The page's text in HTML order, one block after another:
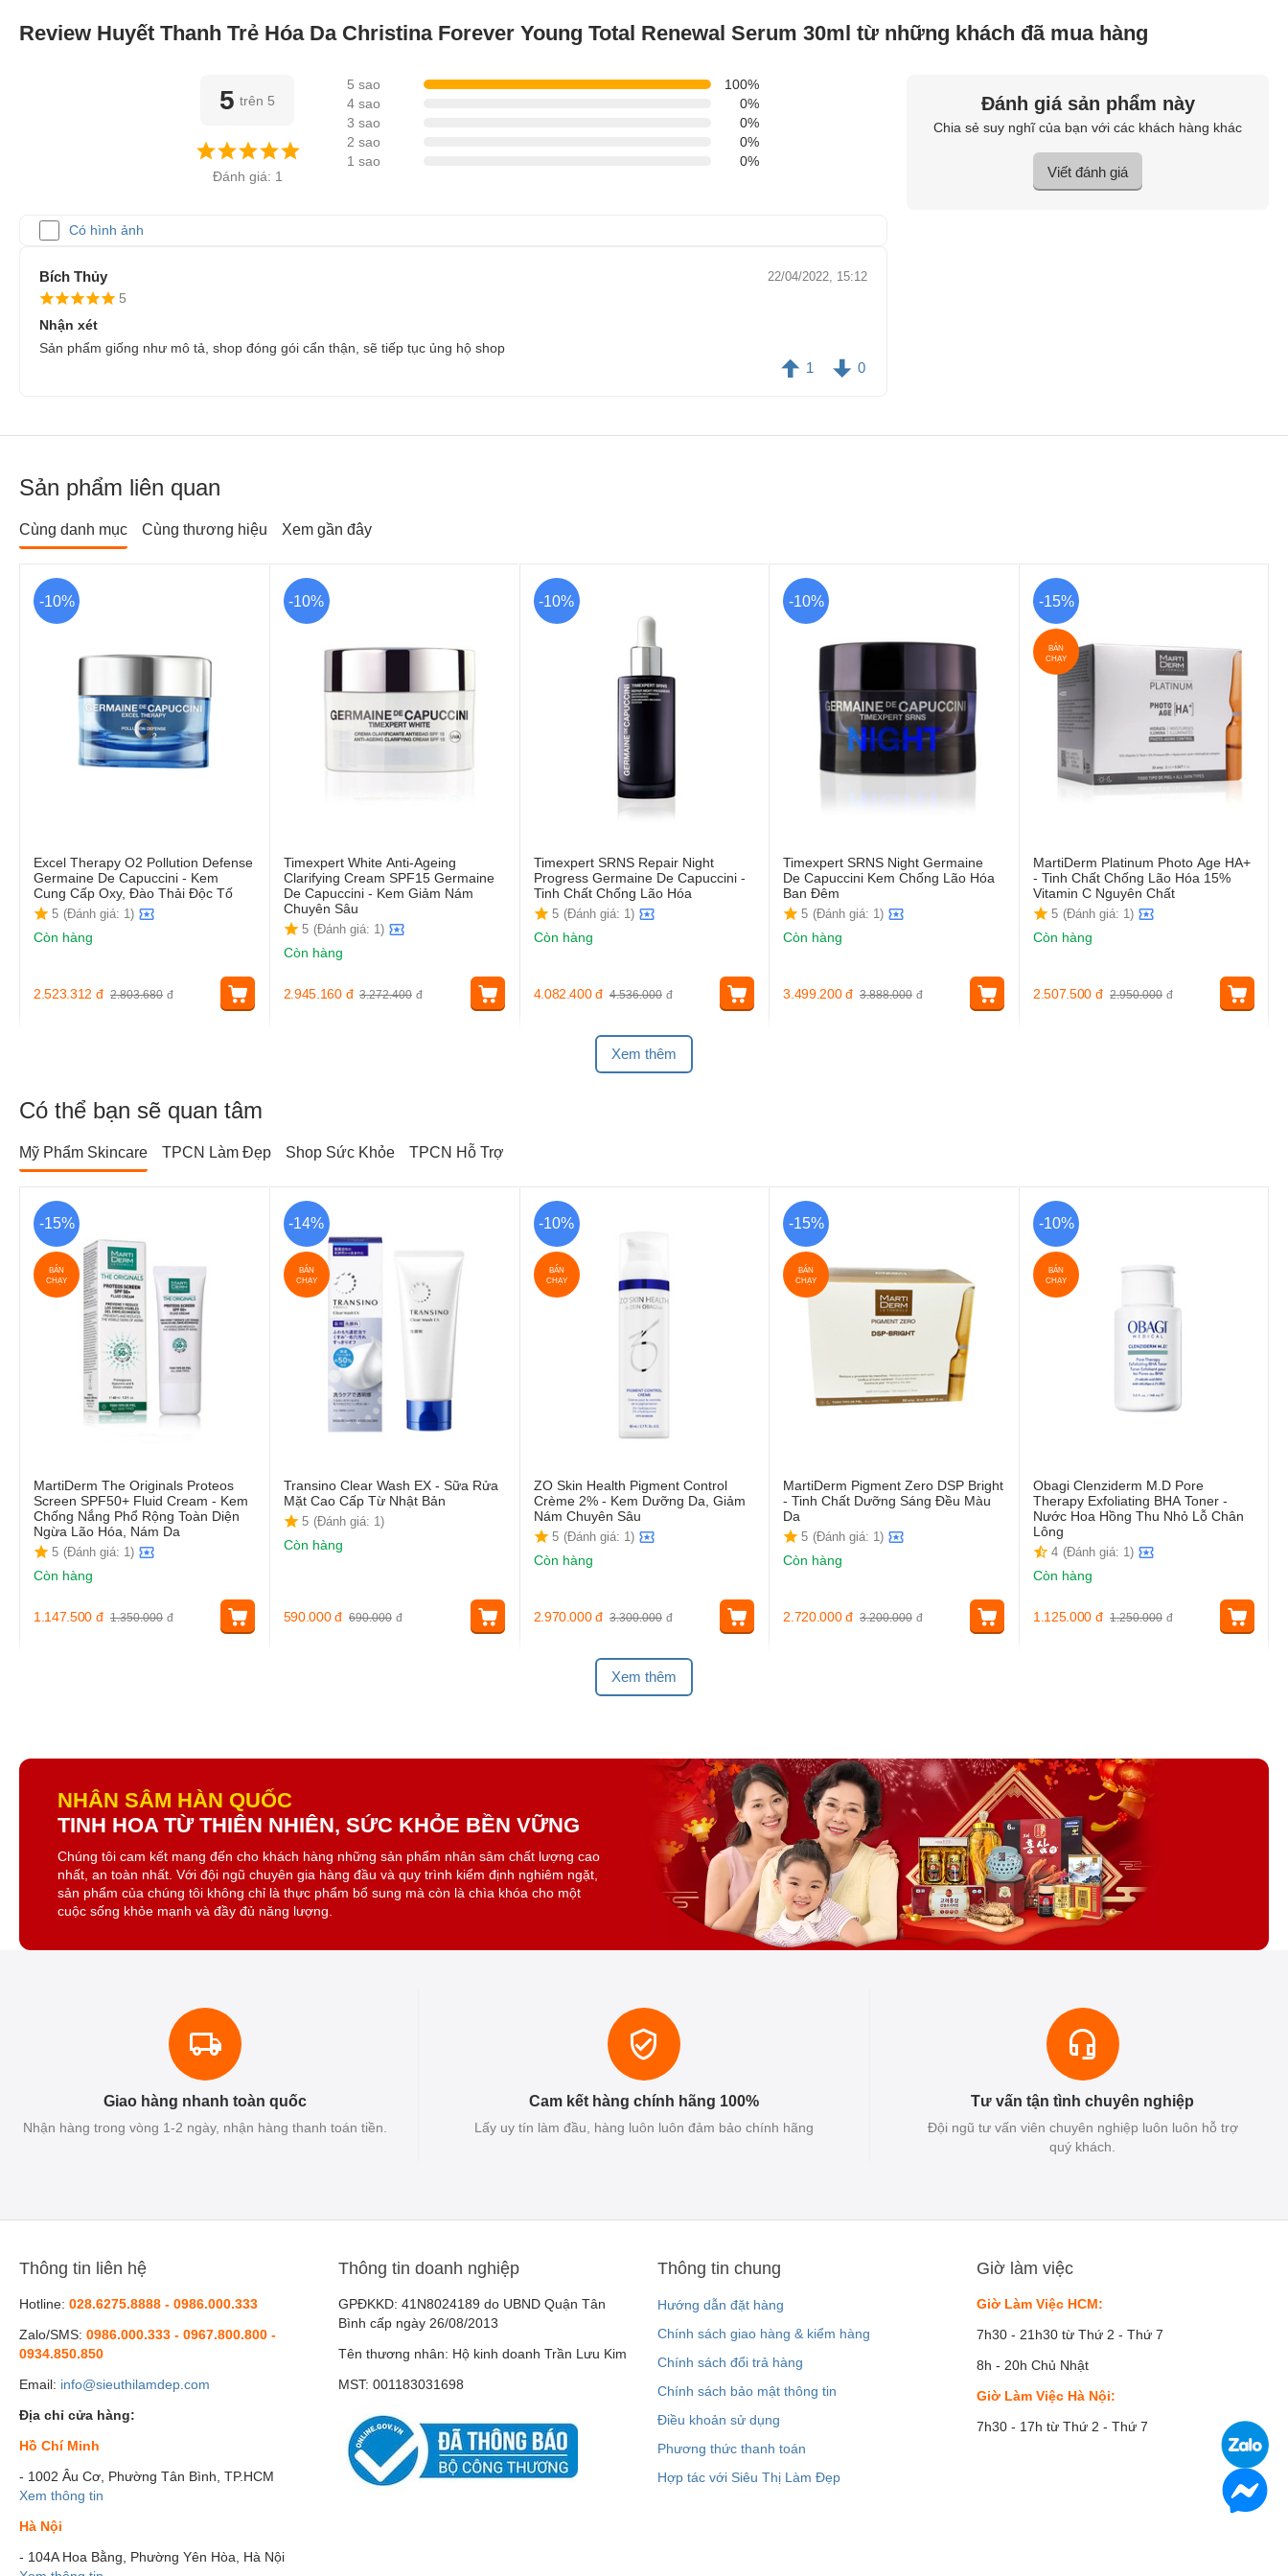
Review Huyết Thanh Trẻ Hóa Da Christina Forever Young Total Renewal Serum 30ml từ những khách đã mua hàng
5 trên 5
Đánh giá: 1
5 sao
100%
4 sao
0%
3 sao
0%
2 sao
0%
1 sao
0%
Có hình ảnh
Bích Thủy 22/04/2022, 15:12
5
Nhận xét
Sản phẩm giống như mô tả, shop đóng gói cẩn thận, sẽ tiếp tục ủng hộ shop
1 0
Đánh giá sản phẩm này
Chia sẻ suy nghĩ của bạn với các khách hàng khác
Viết đánh giá
Sản phẩm liên quan
Cùng danh mục Cùng thương hiệu Xem gần đây
-10%
Excel Therapy O2 Pollution Defense
Germaine De Capuccini - Kem
Cung Cấp Oxy, Đào Thải Độc Tố
5 (Đánh giá: 1)
Còn hàng
2.803.680 đ
2.523.312 đ
-10%
Timexpert White Anti-Ageing
Clarifying Cream SPF15 Germaine
De Capuccini - Kem Giảm Nám
Chuyên Sâu
5 (Đánh giá: 1)
Còn hàng
3.272.400 đ
2.945.160 đ
-10%
Timexpert SRNS Repair Night
Progress Germaine De Capuccini -
Tinh Chất Chống Lão Hóa
5 (Đánh giá: 1)
Còn hàng
4.536.000 đ
4.082.400 đ
-10%
Timexpert SRNS Night Germaine
De Capuccini Kem Chống Lão Hóa
Ban Đêm
5 (Đánh giá: 1)
Còn hàng
3.888.000 đ
3.499.200 đ
-15%
BÁN
CHẠY
MartiDerm Platinum Photo Age HA+
- Tinh Chất Chống Lão Hóa 15%
Vitamin C Nguyên Chất
5 (Đánh giá: 1)
Còn hàng
2.950.000 đ
2.507.500 đ
Xem thêm
Có thể bạn sẽ quan tâm
Mỹ Phẩm Skincare TPCN Làm Đẹp Shop Sức Khỏe TPCN Hỗ Trợ
-15%
BÁN
CHẠY
MartiDerm The Originals Proteos
Screen SPF50+ Fluid Cream - Kem
Chống Nắng Phổ Rộng Toàn Diện
Ngừa Lão Hóa, Nám Da
5 (Đánh giá: 1)
Còn hàng
1.350.000 đ
1.147.500 đ
-14%
BÁN
CHẠY
Transino Clear Wash EX - Sữa Rửa
Mặt Cao Cấp Từ Nhật Bản
5 (Đánh giá: 1)
Còn hàng
690.000 đ
590.000 đ
-10%
BÁN
CHẠY
ZO Skin Health Pigment Control
Crème 2% - Kem Dưỡng Da, Giảm
Nám Chuyên Sâu
5 (Đánh giá: 1)
Còn hàng
3.300.000 đ
2.970.000 đ
-15%
BÁN
CHẠY
MartiDerm Pigment Zero DSP Bright
- Tinh Chất Dưỡng Sáng Đều Màu
Da
5 (Đánh giá: 1)
Còn hàng
3.200.000 đ
2.720.000 đ
-10%
BÁN
CHẠY
Obagi Clenziderm M.D Pore
Therapy Exfoliating BHA Toner -
Nước Hoa Hồng Thu Nhỏ Lỗ Chân
Lông
4 (Đánh giá: 1)
Còn hàng
1.250.000 đ
1.125.000 đ
Xem thêm
NHÂN SÂM HÀN QUỐC
TINH HOA TỪ THIÊN NHIÊN, SỨC KHỎE BỀN VỮNG
Chúng tôi cam kết mang đến cho khách hàng những sản phẩm nhân sâm chất lượng cao
nhất, an toàn nhất. Với đội ngũ chuyên gia hàng đầu và quy trình kiểm định nghiêm ngặt,
sản phẩm của chúng tôi không chỉ là thực phẩm bổ sung mà còn là chìa khóa cho một
cuộc sống khỏe mạnh và đầy đủ năng lượng.
Giao hàng nhanh toàn quốc
Nhận hàng trong vòng 1-2 ngày, nhận hàng thanh toán tiền.
Cam kết hàng chính hãng 100%
Lấy uy tín làm đầu, hàng luôn luôn đảm bảo chính hãng
Tư vấn tận tình chuyên nghiệp
Đội ngũ tư vấn viên chuyên nghiệp luôn luôn hỗ trợ
quý khách.
Thông tin liên hệ
Hotline: 028.6275.8888 - 0986.000.333
Zalo/SMS: 0986.000.333 - 0967.800.800 -
0934.850.850
Email: info@sieuthilamdep.com
Địa chỉ cửa hàng:
Hồ Chí Minh
- 1002 Âu Cơ, Phường Tân Bình, TP.HCM
Xem thông tin
Hà Nội
- 104A Hoa Bằng, Phường Yên Hòa, Hà Nội
Thông tin doanh nghiệp
GPĐKKD: 41N8024189 do UBND Quận Tân
Bình cấp ngày 26/08/2013
Tên thương nhân: Hộ kinh doanh Trần Lưu Kim
MST: 001183031698
Thông tin chung
Hướng dẫn đặt hàng
Chính sách giao hàng & kiểm hàng
Chính sách đổi trả hàng
Chính sách bảo mật thông tin
Điều khoản sử dụng
Phương thức thanh toán
Hợp tác với Siêu Thị Làm Đẹp
Giờ làm việc
Giờ Làm Việc HCM:
7h30 - 21h30 từ Thứ 2 - Thứ 7
8h - 20h Chủ Nhật
Giờ Làm Việc Hà Nội:
7h30 - 17h từ Thứ 2 - Thứ 7